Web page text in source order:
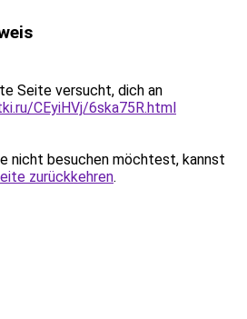
Seite versucht, dich an
CEyiHVj/6ska75R.html
nicht besuchen möchtest, kannst
zurückkehren.